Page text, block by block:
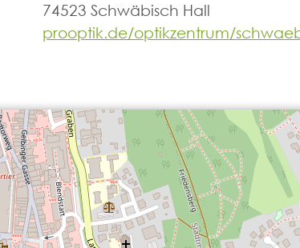
74523 Schwäbisch Hall
prooptik.de/optikzentrum/